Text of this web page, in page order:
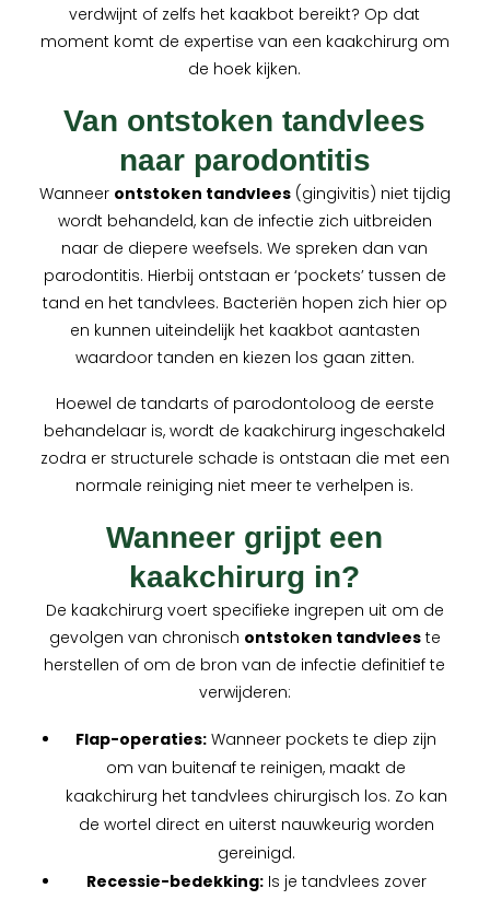
verdwijnt of zelfs het kaakbot bereikt? Op dat
moment komt de expertise van een kaakchirurg om
de hoek kijken.
Van ontstoken tandvlees
naar parodontitis
Wanneer ontstoken tandvlees(gingivitis) niet tijdig
wordt behandeld, kan de infectie zich uitbreiden
naar de diepere weefsels. We spreken dan van
parodontitis. Hierbij ontstaan er ‘pockets’ tussen de
tand en het tandvlees. Bacteriën hopen zich hier op
en kunnen uiteindelijk het kaakbot aantasten
waardoor tanden en kiezen los gaan zitten.
Hoewel de tandarts of parodontoloog de eerste
behandelaar is, wordt de kaakchirurg ingeschakeld
zodra er structurele schade is ontstaan die met een
normale reiniging niet meer te verhelpen is.
Wanneer grijpt een
kaakchirurg in?
De kaakchirurg voert specifieke ingrepen uit om de
gevolgen van chronisch ontstoken tandvleeste
herstellen of om de bron van de infectie definitief te
verwijderen:
Flap-operaties: Wanneer pockets te diep zijn
om van buitenaf te reinigen, maakt de
kaakchirurg het tandvlees chirurgisch los. Zo kan
de wortel direct en uiterst nauwkeurig worden
gereinigd.
Recessie-bedekking:Is je tandvlees zover